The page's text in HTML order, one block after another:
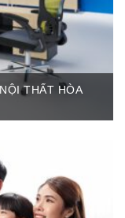
THẤT HÒA
thương hiệu Nội